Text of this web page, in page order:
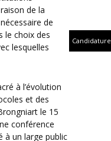
de la
de
le choix des
lesquelles
à l’évolution
et des
le 15
conférence
à un large public
Candidature